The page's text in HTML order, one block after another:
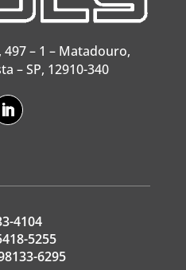
– 1 – Matadouro,
– SP, 12910-340
4104
5255
6295